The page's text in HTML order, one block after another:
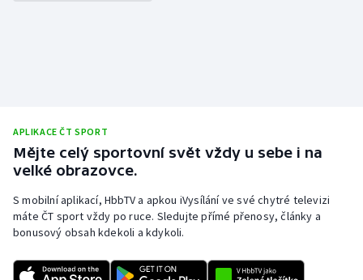
APLIKACE ČT SPORT
Mějte celý sportovní svět vždy u sebe i na
velké obrazovce.
S mobilní aplikací, HbbTV a apkou iVysílání ve své chytré televizi
máte ČT sport vždy po ruce. Sledujte přímé přenosy, články a
bonusový obsah kdekoli a kdykoli.